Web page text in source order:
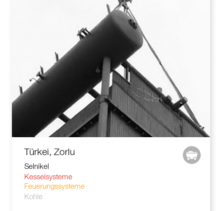
Türkei, Zorlu
Selnikel
Kesselsysteme
Feuerungssysteme
Kohle